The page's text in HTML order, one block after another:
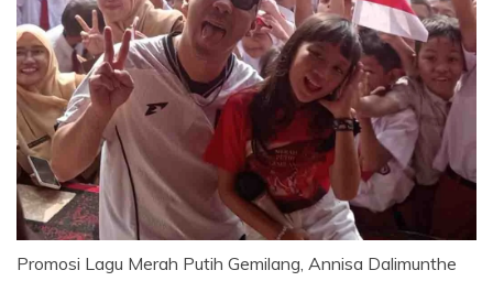
Promosi Lagu Merah Putih Gemilang, Annisa Dalimunthe